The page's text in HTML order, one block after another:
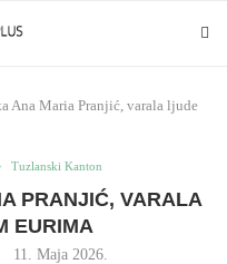
Ana Maria Pranjić, varala ljude
Tuzlanski Kanton
PRANJIĆ, VARALA
EURIMA
11. Maja 2026.